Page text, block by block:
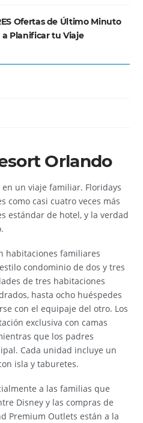
Ofertas de Último Minuto
Planificar tu Viaje
Orlando
un viaje familiar. Floridays
como casi cuatro veces más
estándar de hotel, y la verdad
habitaciones familiares
condominio de dos y tres
de tres habitaciones
hasta ocho huéspedes
con el equipaje del otro. Los
exclusiva con camas
que los padres
Cada unidad incluye un
isla y taburetes.
a las familias que
Disney y las compras de
Premium Outlets están a la